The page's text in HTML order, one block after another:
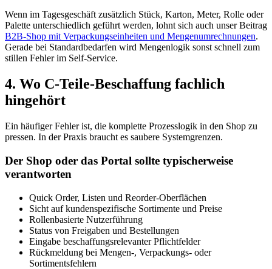
Wenn im Tagesgeschäft zusätzlich Stück, Karton, Meter, Rolle oder
Palette unterschiedlich geführt werden, lohnt sich auch unser Beitrag
B2B-Shop mit Verpackungseinheiten und Mengenumrechnungen.
Gerade bei Standardbedarfen wird Mengenlogik sonst schnell zum
stillen Fehler im Self-Service.
4. Wo C-Teile-Beschaffung fachlich
hingehört
Ein häufiger Fehler ist, die komplette Prozesslogik in den Shop zu
pressen. In der Praxis braucht es saubere Systemgrenzen.
Der Shop oder das Portal sollte typischerweise
verantworten
Quick Order, Listen und Reorder-Oberflächen
Sicht auf kundenspezifische Sortimente und Preise
Rollenbasierte Nutzerführung
Status von Freigaben und Bestellungen
Eingabe beschaffungsrelevanter Pflichtfelder
Rückmeldung bei Mengen-, Verpackungs- oder
Sortimentsfehlern